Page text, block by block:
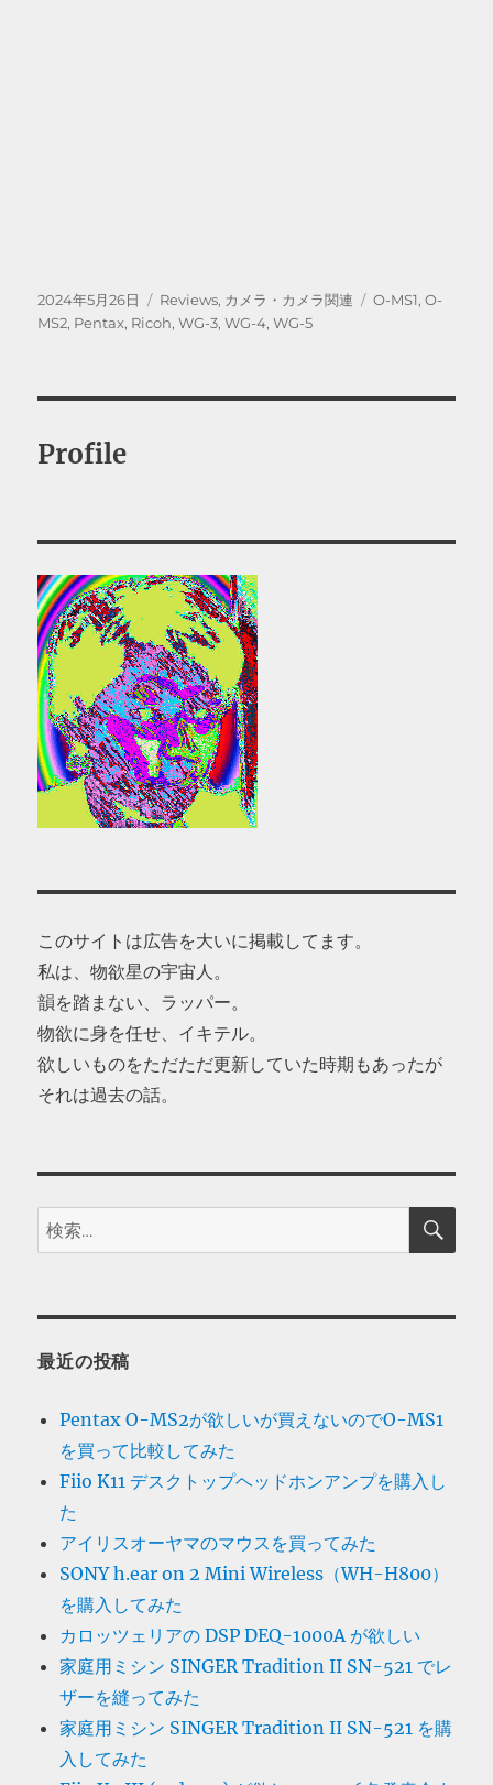
投
稿
2024年5月26日
カ
テ
Reviews, カメラ・カメラ関連
タ
O-MS1,O-
MS2, Pentax, Ricoh,WG-3,WG-4,WG-5
Profile
このサイトは広告を大いに掲載してます。
私は、物欲星の宇宙人。
韻を踏まない、ラッパー。
物欲に身を任せ、イキテル。
欲しいものをただただ更新していた時期もあったが
それは過去の話。
検
索:
検
最近の投稿
Pentax O-MS2が欲しいが買えないのでO-MS1
を買って比較してみた
Fiio K11 デスクトップヘッドホンアンプを購入し
た
アイリスオーヤマのマウスを買ってみた
SONY h.ear on 2 Mini Wireless（WH-H800）
を購入してみた
カロッツェリアの DSP DEQ-1000A が欲しい
家庭用ミシン SINGER Tradition II SN-521 でレ
ザーを縫ってみた
家庭用ミシン SINGER Tradition II SN-521 を購
入してみた